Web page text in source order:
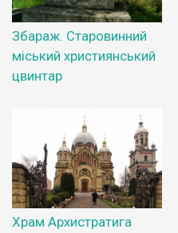
Збараж. Старовинний
міський християнський
цвинтар
Храм Архистратига